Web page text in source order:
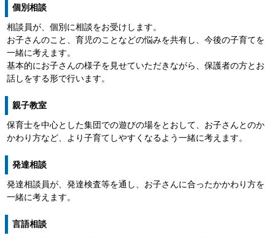
個別相談
相談員が、個別に相談をお受けします。
お子さんのこと、育児のことなどの悩みを共有し、今後の子育てを
一緒に考えます。
基本的にお子さんの様子を見せていただきながら、保護者の方とお
話しをする形で行います。
親子教室
保育士を中心とした集団での遊びの場をとおして、お子さんとのか
かわり方など、より子育てしやすくなるよう一緒に考えます。
発達相談
発達相談員が、発達検査等を通し、お子さんに合ったかかわり方を
一緒に考えます。
言語相談